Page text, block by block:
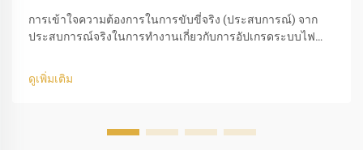
การเข้าใจความต้องการในการขับขี่จริง (ประสบการณ์) จาก
ประสบการณ์จริงในการทำงานเกี่ยวกับการอัปเกรดระบบไฟ
แบบ H11 ที่ดีที่สุด คือ การมุ่งเน้นเพียงแค่ความสว่างเท่านั้น
แท้จริงแล้ว การขับขี่...
ดูเพิ่มเติม